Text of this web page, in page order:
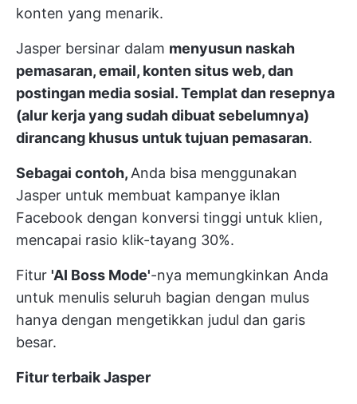
konten yang menarik.
Jasper bersinar dalam menyusun naskah
pemasaran, email, konten situs web, dan
postingan media sosial. Templat dan resepnya
(alur kerja yang sudah dibuat sebelumnya)
dirancang khusus untuk tujuan pemasaran.
Sebagai contoh, Anda bisa menggunakan
Jasper untuk membuat kampanye iklan
Facebook dengan konversi tinggi untuk klien,
mencapai rasio klik-tayang 30%.
Fitur 'AI Boss Mode'-nya memungkinkan Anda
untuk menulis seluruh bagian dengan mulus
hanya dengan mengetikkan judul dan garis
besar.
Fitur terbaik Jasper